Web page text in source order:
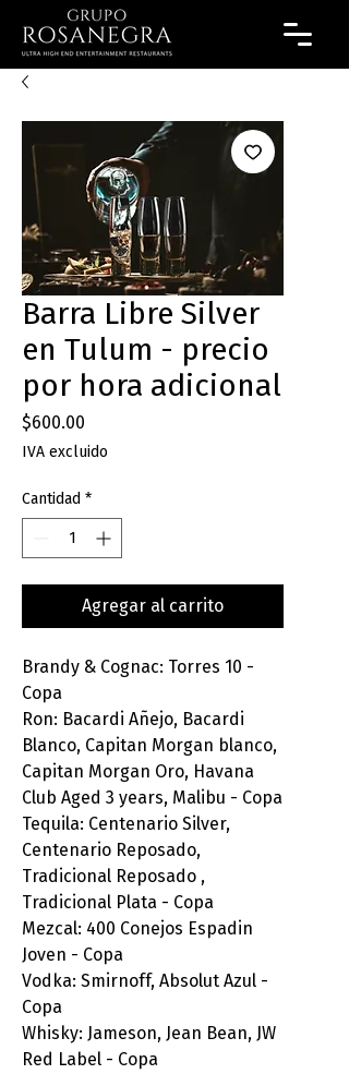
Barra Libre Silver
en Tulum - precio
por hora adicional
$600.00
IVA excluido
Cantidad *
Agregar al carrito
Brandy & Cognac: Torres 10 -
Copa
Ron: Bacardi Añejo, Bacardi
Blanco, Capitan Morgan blanco,
Capitan Morgan Oro, Havana
Club Aged 3 years, Malibu - Copa
Tequila: Centenario Silver,
Centenario Reposado,
Tradicional Reposado ,
Tradicional Plata - Copa
Mezcal: 400 Conejos Espadin
Joven - Copa
Vodka: Smirnoff, Absolut Azul -
Copa
Whisky: Jameson, Jean Bean, JW
Red Label - Copa